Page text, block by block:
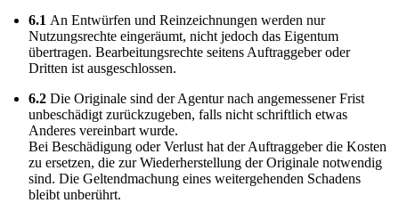
6.1 An Entwürfen und Reinzeichnungen werden nur
Nutzungsrechte eingeräumt, nicht jedoch das Eigentum
übertragen. Bearbeitungsrechte seitens Auftraggeber oder
Dritten ist ausgeschlossen.
6.2 Die Originale sind der Agentur nach angemessener Frist
unbeschädigt zurückzugeben, falls nicht schriftlich etwas
Anderes vereinbart wurde.
Bei Beschädigung oder Verlust hat der Auftraggeber die Kosten
zu ersetzen, die zur Wiederherstellung der Originale notwendig
sind. Die Geltendmachung eines weitergehenden Schadens
bleibt unberührt.